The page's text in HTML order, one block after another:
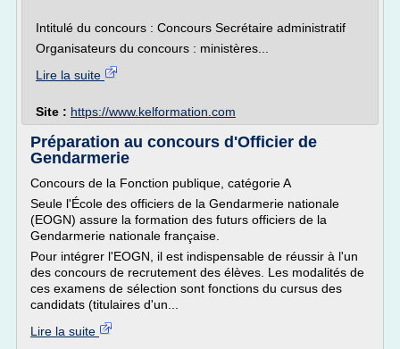
Intitulé du concours : Concours Secrétaire administratif
Organisateurs du concours : ministères...
Lire la suite
Site : https://www.kelformation.com
Préparation au concours d'Officier de
Gendarmerie
Concours de la Fonction publique, catégorie A
Seule l'École des officiers de la Gendarmerie nationale
(EOGN) assure la formation des futurs officiers de la
Gendarmerie nationale française.
Pour intégrer l'EOGN, il est indispensable de réussir à l'un
des concours de recrutement des élèves. Les modalités de
ces examens de sélection sont fonctions du cursus des
candidats (titulaires d'un...
Lire la suite